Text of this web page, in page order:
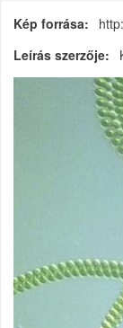
Kép forrása
Leírás szerzője